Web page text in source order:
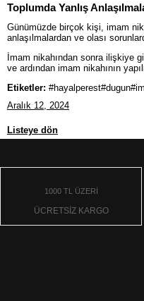
Toplumda Yanlış
Günümüzde birçok kişi, imam
anlaşılmalardan ve olası
İmam nikahından sonra ilişkiye
ve ardından imam nikahının
Etiketler:
Aralık 12, 2024
Listeye dön
1000 TL ÜZERİ
ÜCRETSİZ KARGO